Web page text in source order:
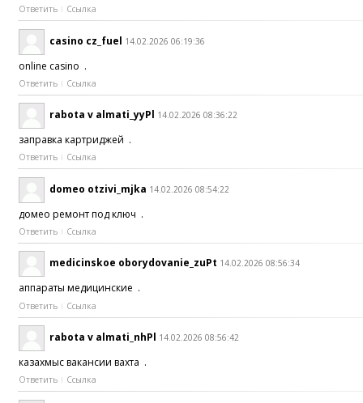
Ответить Ссылка
casino cz_fuel 14.02.2026 06:19:36
online casino .
Ответить Ссылка
rabota v almati_yyPl 14.02.2026 08:36:22
заправка картриджей .
Ответить Ссылка
domeo otzivi_mjka 14.02.2026 08:54:22
домео ремонт под ключ .
Ответить Ссылка
medicinskoe oborydovanie_zuPt 14.02.2026 08:56:34
аппараты медицинские .
Ответить Ссылка
rabota v almati_nhPl 14.02.2026 08:56:42
казахмыс вакансии вахта .
Ответить Ссылка